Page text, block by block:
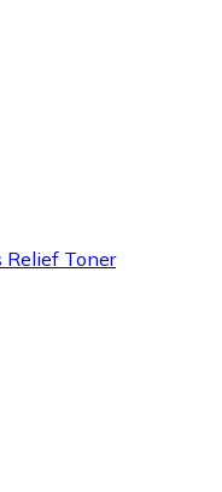
Relief Toner